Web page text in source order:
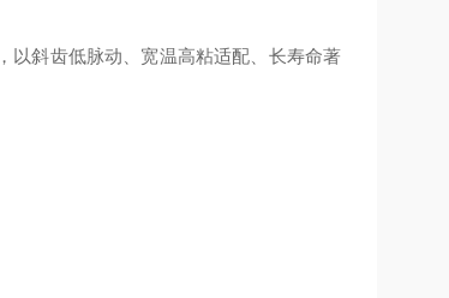
以斜齿低脉动、宽温高粘适配、长寿命著